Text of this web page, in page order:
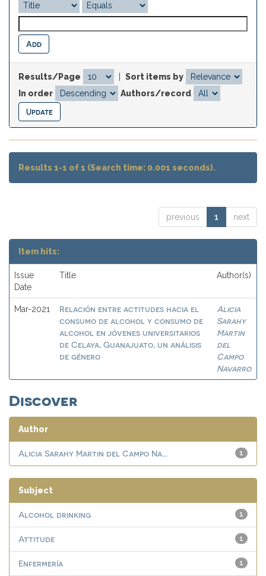
Results/Page
Sort items by
In order
Authors/record
Results 1-1 of 1 (Search time: 0.001 seconds).
previous 1 next
Item hits:
Issue
Date
Title Author(s)
Mar-2021
Relación entre actitudes hacia el
consumo de alcohol y consumo de
alcohol en jóvenes universitarios
de Celaya, Guanajuato, un análisis
de género
Alicia
Sarahy
Martin
del
Campo
Navarro
Discover
Author
1
Alicia Sarahy Martin del Campo Na...
Subject
1
Alcohol drinking
1
Attitude
1
Enfermería